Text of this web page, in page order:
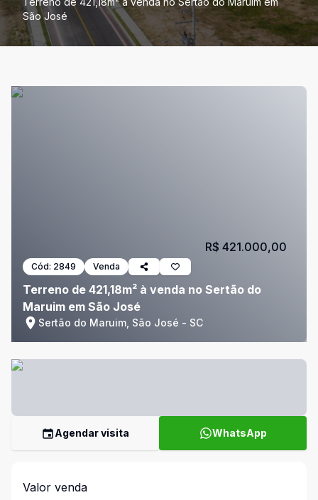
São José
Cód: 2849 Venda
Terreno de 421,18m² à venda no Sertão do
Maruim em São José
Sertão do Maruim, São José - SC
R$ 421.000,00
Agendar visita WhatsApp
Valor venda